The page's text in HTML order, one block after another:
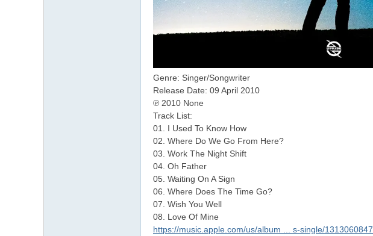
Genre: Singer/Songwriter
Release Date: 09 April 2010
℗ 2010 None
Track List:
01. I Used To Know How
02. Where Do We Go From Here?
03. Work The Night Shift
04. Oh Father
05. Waiting On A Sign
06. Where Does The Time Go?
07. Wish You Well
08. Love Of Mine
https://music.apple.com/us/album ... s-single/1313060847